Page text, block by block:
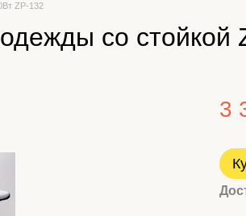
ZP-132
со стойкой
3